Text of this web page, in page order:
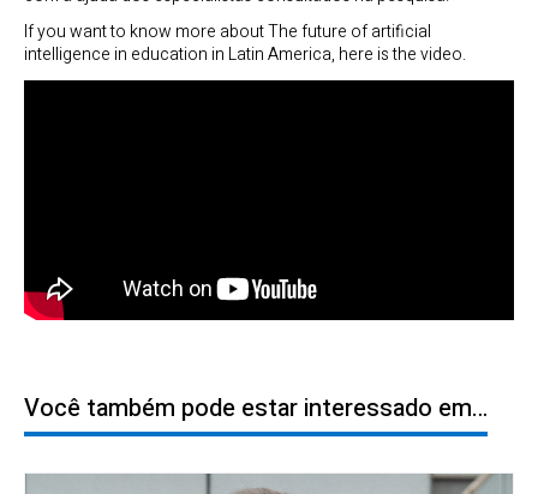
If you want to know more about The future of artificial
intelligence in education in Latin America, here is the video.
Você também pode estar interessado em…